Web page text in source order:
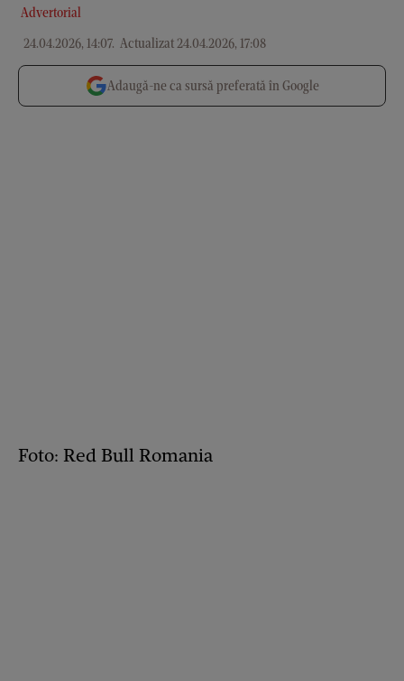
Advertorial
24.04.2026, 14:07. Actualizat 24.04.2026, 17:08
Adaugă-ne ca sursă preferată în Google
Foto: Red Bull Romania